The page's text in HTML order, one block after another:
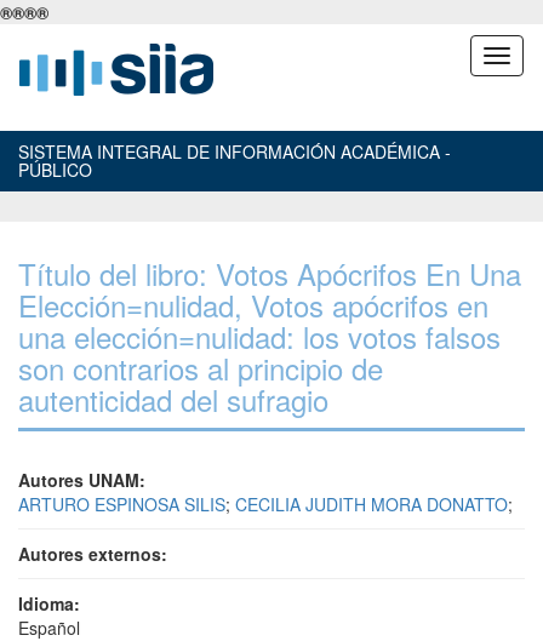
®®®®
SISTEMA INTEGRAL DE INFORMACIÓN ACADÉMICA -
PÚBLICO
Título del libro: Votos Apócrifos En Una
Elección=nulidad, Votos apócrifos en
una elección=nulidad: los votos falsos
son contrarios al principio de
autenticidad del sufragio
Autores UNAM:
ARTURO ESPINOSA SILIS; CECILIA JUDITH MORA DONATTO;
Autores externos:
Idioma:
Español